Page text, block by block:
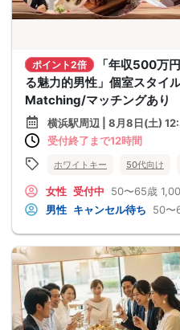
ポイント2倍
「年収500万
る魅力的男性」個室スタイ
Matching/マッチングあり
横浜駅周辺 | 8月8日(土)
受付終了まで12時間
ホワイトキー 50代向け
女性 受付中 50〜65歳
男性 キャンセル待ち 50〜